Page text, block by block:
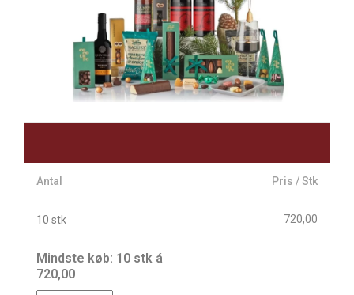
Antal Pris / Stk
10 stk 720,00
Mindste køb: 10 stk á
720,00